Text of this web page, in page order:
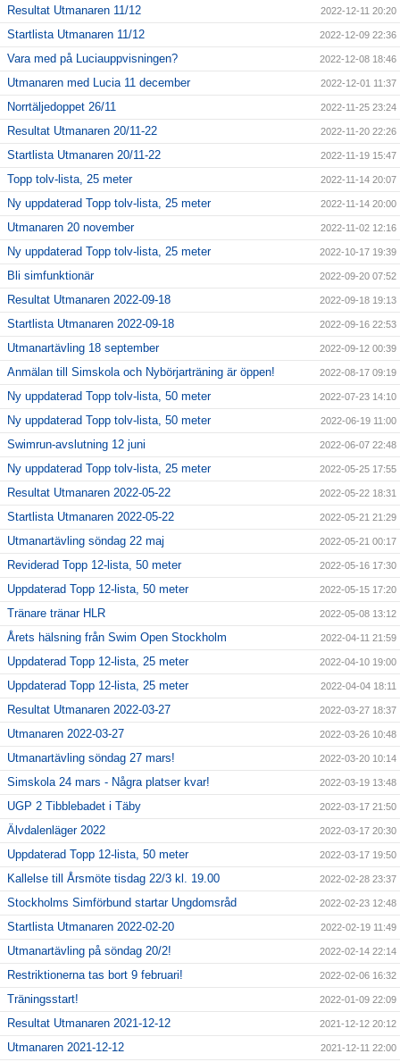
Resultat Utmanaren 11/12 2022-12-11 20:20
Startlista Utmanaren 11/12 2022-12-09 22:36
Vara med på Luciauppvisningen? 2022-12-08 18:46
Utmanaren med Lucia 11 december 2022-12-01 11:37
Norrtäljedoppet 26/11 2022-11-25 23:24
Resultat Utmanaren 20/11-22 2022-11-20 22:26
Startlista Utmanaren 20/11-22 2022-11-19 15:47
Topp tolv-lista, 25 meter 2022-11-14 20:07
Ny uppdaterad Topp tolv-lista, 25 meter 2022-11-14 20:00
Utmanaren 20 november 2022-11-02 12:16
Ny uppdaterad Topp tolv-lista, 25 meter 2022-10-17 19:39
Bli simfunktionär 2022-09-20 07:52
Resultat Utmanaren 2022-09-18 2022-09-18 19:13
Startlista Utmanaren 2022-09-18 2022-09-16 22:53
Utmanartävling 18 september 2022-09-12 00:39
Anmälan till Simskola och Nybörjarträning är öppen! 2022-08-17 09:19
Ny uppdaterad Topp tolv-lista, 50 meter 2022-07-23 14:10
Ny uppdaterad Topp tolv-lista, 50 meter 2022-06-19 11:00
Swimrun-avslutning 12 juni 2022-06-07 22:48
Ny uppdaterad Topp tolv-lista, 25 meter 2022-05-25 17:55
Resultat Utmanaren 2022-05-22 2022-05-22 18:31
Startlista Utmanaren 2022-05-22 2022-05-21 21:29
Utmanartävling söndag 22 maj 2022-05-21 00:17
Reviderad Topp 12-lista, 50 meter 2022-05-16 17:30
Uppdaterad Topp 12-lista, 50 meter 2022-05-15 17:20
Tränare tränar HLR 2022-05-08 13:12
Årets hälsning från Swim Open Stockholm 2022-04-11 21:59
Uppdaterad Topp 12-lista, 25 meter 2022-04-10 19:00
Uppdaterad Topp 12-lista, 25 meter 2022-04-04 18:11
Resultat Utmanaren 2022-03-27 2022-03-27 18:37
Utmanaren 2022-03-27 2022-03-26 10:48
Utmanartävling söndag 27 mars! 2022-03-20 10:14
Simskola 24 mars - Några platser kvar! 2022-03-19 13:48
UGP 2 Tibblebadet i Täby 2022-03-17 21:50
Älvdalenläger 2022 2022-03-17 20:30
Uppdaterad Topp 12-lista, 50 meter 2022-03-17 19:50
Kallelse till Årsmöte tisdag 22/3 kl. 19.00 2022-02-28 23:37
Stockholms Simförbund startar Ungdomsråd 2022-02-23 12:48
Startlista Utmanaren 2022-02-20 2022-02-19 11:49
Utmanartävling på söndag 20/2! 2022-02-14 22:14
Restriktionerna tas bort 9 februari! 2022-02-06 16:32
Träningsstart! 2022-01-09 22:09
Resultat Utmanaren 2021-12-12 2021-12-12 20:12
Utmanaren 2021-12-12 2021-12-11 22:00